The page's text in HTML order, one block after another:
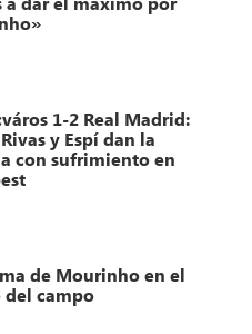
1-2 Real Madrid:
y Espí dan la
con sufrimiento en
de Mourinho en el
del campo